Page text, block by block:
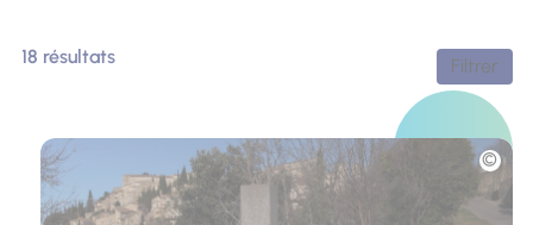
18 résultats Filtrer
Photo